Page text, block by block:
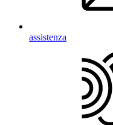
assistenza